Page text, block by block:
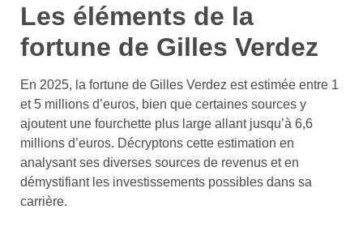
Les éléments de la
fortune de Gilles Verdez
En 2025, la fortune de Gilles Verdez est estimée entre 1
et 5 millions d’euros, bien que certaines sources y
ajoutent une fourchette plus large allant jusqu’à 6,6
millions d’euros. Décryptons cette estimation en
analysant ses diverses sources de revenus et en
démystifiant les investissements possibles dans sa
carrière.